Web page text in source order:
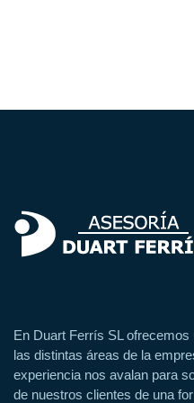
En Duart Ferrís SL
las distintas áreas de la
experiencia nos avalan para
de nuestros clientes de una